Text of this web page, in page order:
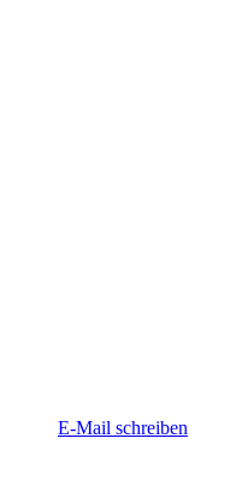
E-Mail schreiben